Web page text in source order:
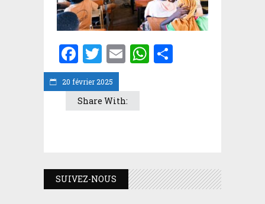
20 février 2025
Facebook
Twitter
EmailWhatsApp
Share With:
SUIVEZ-NOUS